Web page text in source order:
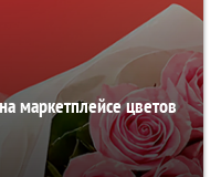
маркетплейсе цветов